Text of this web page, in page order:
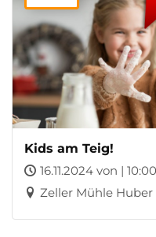
Kids am Teig!
16.11.2024 von |
Zeller Mühle Huber